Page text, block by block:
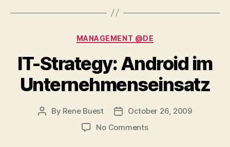
Categories
MANAGEMENT @DE
IT-Strategy: Android im
Unternehmenseinsatz
Post
By Rene Buest
PostOctober 26, 2009
No Commentson